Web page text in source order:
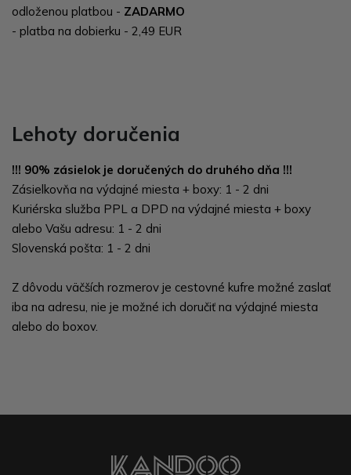
odloženou platbou - ZADARMO
- platba na dobierku - 2,49 EUR
Lehoty doručenia
!!! 90% zásielok je doručených do druhého dňa !!!
Zásielkovňa na výdajné miesta + boxy: 1 - 2 dni
Kuriérska služba PPL a DPD na výdajné miesta + boxy
alebo Vašu adresu: 1 - 2 dni
Slovenská pošta: 1 - 2 dni
Z dôvodu väčších rozmerov je cestovné kufre možné zaslať
iba na adresu, nie je možné ich doručiť na výdajné miesta
alebo do boxov.